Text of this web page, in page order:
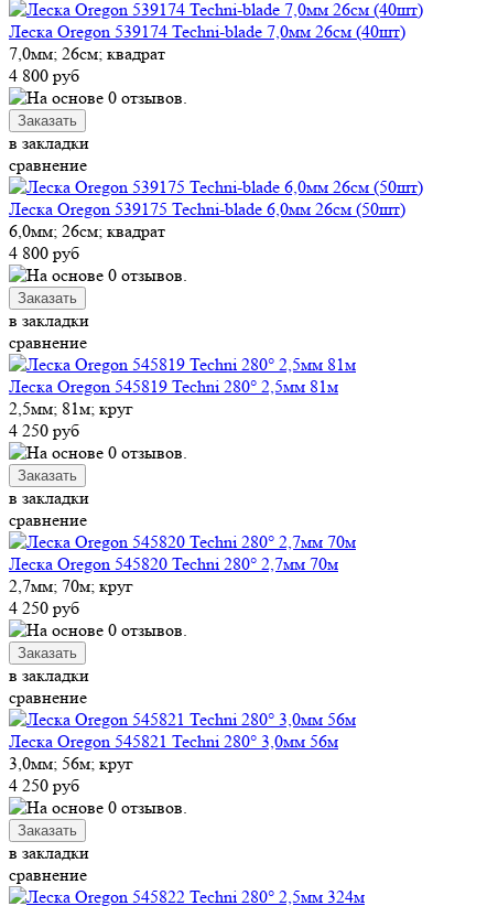
Леска Oregon 539174 Techni-blade 7,0мм 26см (40шт)
7,0мм; 26см; квадрат
4 800 руб
в закладки
сравнение
Леска Oregon 539175 Techni-blade 6,0мм 26см (50шт)
6,0мм; 26см; квадрат
4 800 руб
в закладки
сравнение
Леска Oregon 545819 Techni 280° 2,5мм 81м
2,5мм; 81м; круг
4 250 руб
в закладки
сравнение
Леска Oregon 545820 Techni 280° 2,7мм 70м
2,7мм; 70м; круг
4 250 руб
в закладки
сравнение
Леска Oregon 545821 Techni 280° 3,0мм 56м
3,0мм; 56м; круг
4 250 руб
в закладки
сравнение